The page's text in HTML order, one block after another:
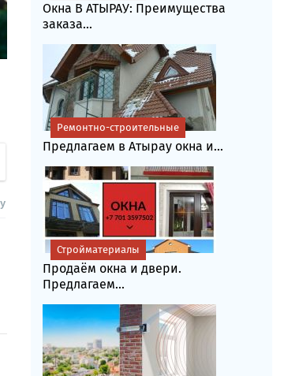
Окна В АТЫРАУ: Преимущества
заказа...
Предлагаем в Атырау окна и...
Ремонтно-строительные
Продаём окна и двери.
Предлагаем...
Стройматериалы